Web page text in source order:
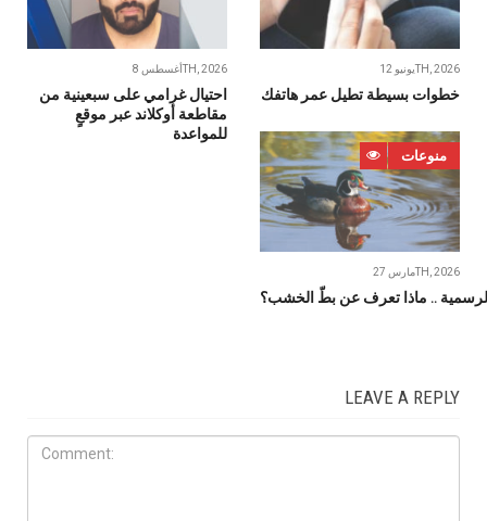
أغسطس 8TH, 2026
احتيال غرامي على سبعينية من
مقاطعة أوكلاند عبر موقعٍ
للمواعدة
يونيو 12TH, 2026
خطوات‭ ‬بسيطة‭ ‬تطيل‭ ‬عمر‭ ‬هاتفك
منوعات
مارس 27TH, 2026
.. ماذا تعرف عن بطّ الخشب؟
LEAVE A REPLY